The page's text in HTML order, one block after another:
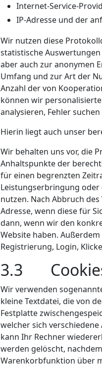
Internet-Service-
IP-Adresse und der
Wir nutzen diese
statistische
aber auch zur anonymen
Umfang und zur Art der
Anzahl der von
können wir
analysieren, Fehler
Hierin liegt auch unser
Wir behalten uns vor, die
Anhaltspunkte der
für einen begrenzten
Leistungserbringung oder
nutzen. Nach Abbruch
Adresse, wenn diese für
dann, wenn wir den
Website haben.
Registrierung, Login,
3.3
Wir verwenden
kleine Textdatei, die von
Festplatte
welcher sich
kann Ihr Rechner
werden gelöscht,
Warenkorbfunktion über